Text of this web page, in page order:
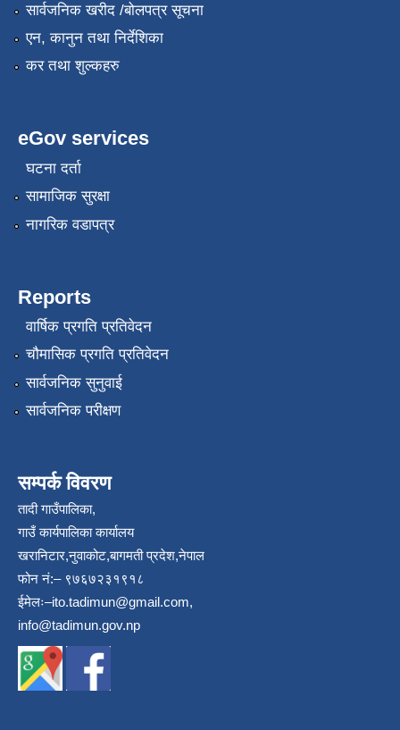
सार्वजनिक खरीद /बोलपत्र सूचना
एन, कानुन तथा निर्देशिका
कर तथा शुल्कहरु
eGov services
घटना दर्ता
सामाजिक सुरक्षा
नागरिक वडापत्र
Reports
वार्षिक प्रगति प्रतिवेदन
चौमासिक प्रगति प्रतिवेदन
सार्वजनिक सुनुवाई
सार्वजनिक परीक्षण
सम्पर्क विवरण
तादी गाउँपालिका,
गाउँ कार्यपालिका कार्यालय
खरानिटार,नुवाकोट,बागमती प्रदेश,नेपाल
फोन नं:– ९७६७२३१९१८
ईमेलः–ito.tadimun@gmail.com,
info@tadimun.gov.np